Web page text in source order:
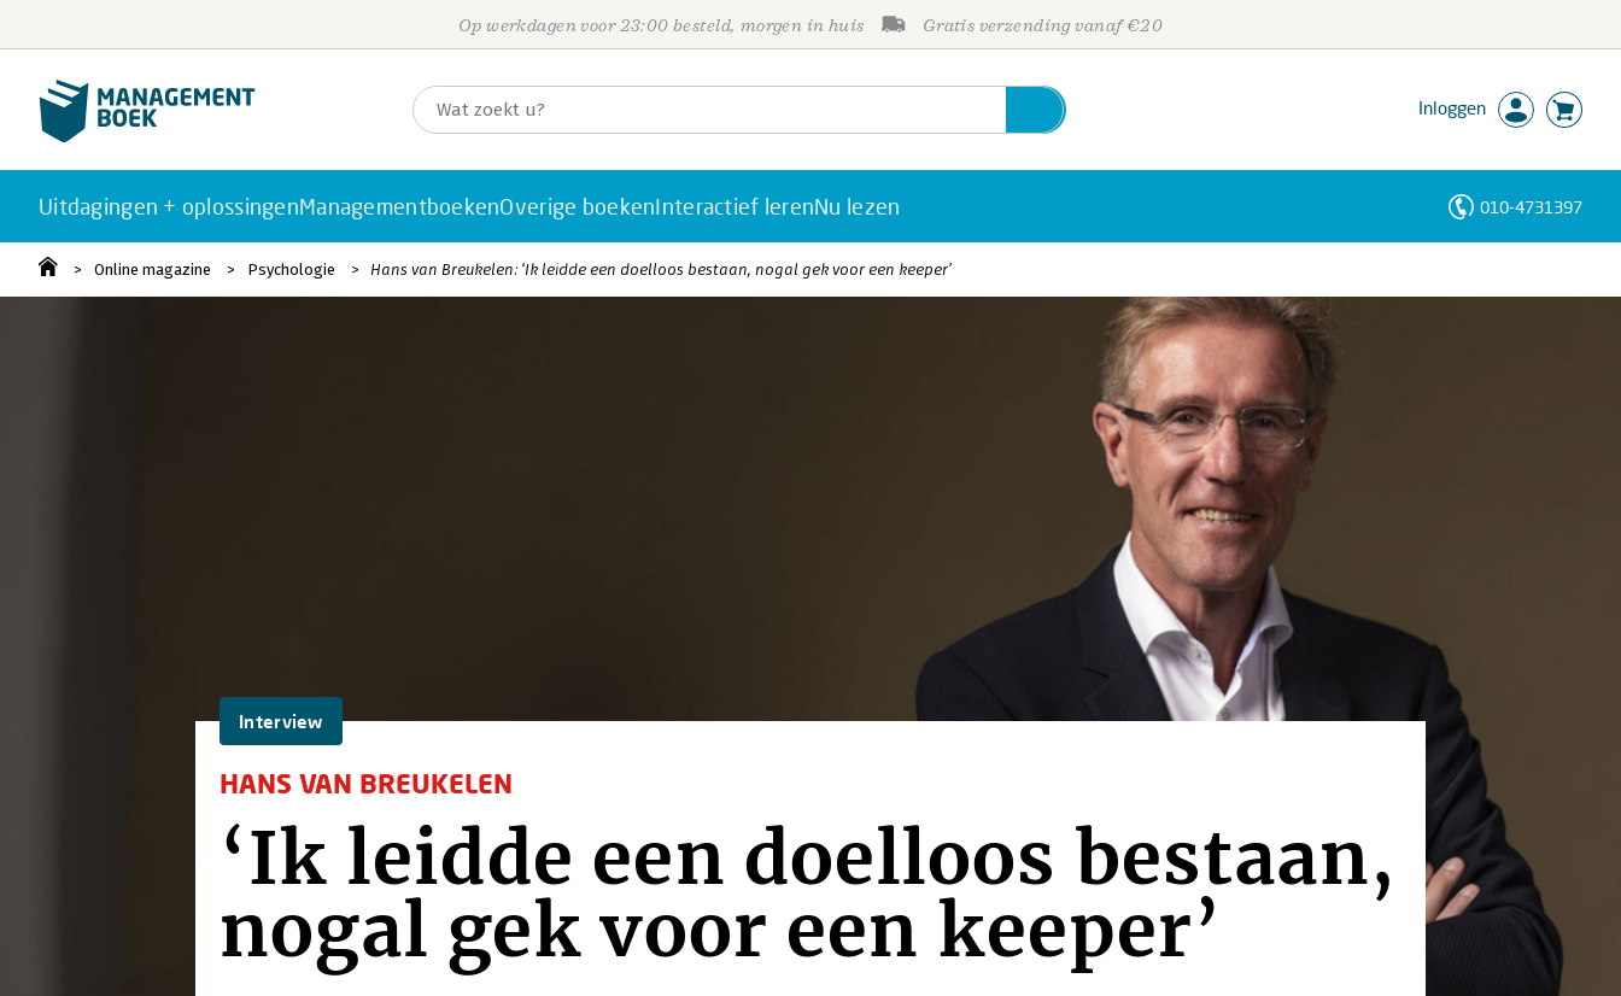
Op werkdagen voor 23:00 besteld, morgen in huis Gratis verzending vanaf €20
Inloggen
Uitdagingen + oplossingenManagementboekenOverige boekenInteractief lerenNu lezen 010-4731397
Online magazine Psychologie Hans van Breukelen: ‘Ik leidde een doelloos bestaan, nogal gek voor een keeper’
Interview
HANS VAN BREUKELEN
‘Ik leidde een doelloos bestaan,
nogal gek voor een keeper’
Personen
Trefwoorden